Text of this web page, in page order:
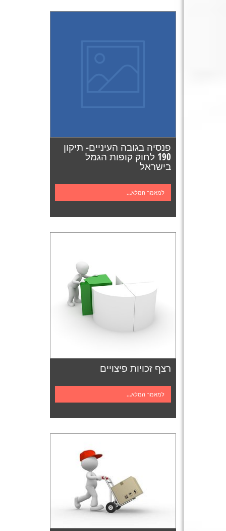
פנסיה בגובה העיניים- תיקון
190 לחוק קופות הגמל
בישראל
למאמר המלא...
רצף זכויות פיצויים
למאמר המלא...